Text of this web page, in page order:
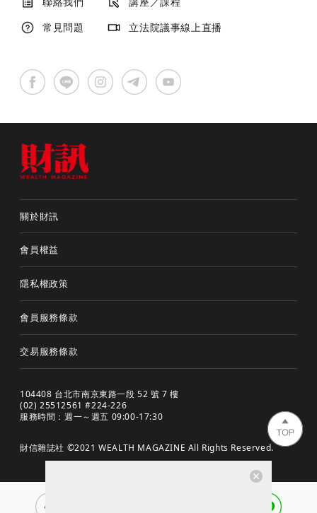
常見問題
立法院議事線上直播
關於財訊
會員權益
隱私權政策
會員服務條款
交易服務條款
104408 台北市南京東路一段 52 號 7 樓
(02) 25512561 #224-226
服務時間：週一～週五 09:00-17:30
財信雜誌社 ©2021 WEALTH MAGAZINE All Rights Reserved.